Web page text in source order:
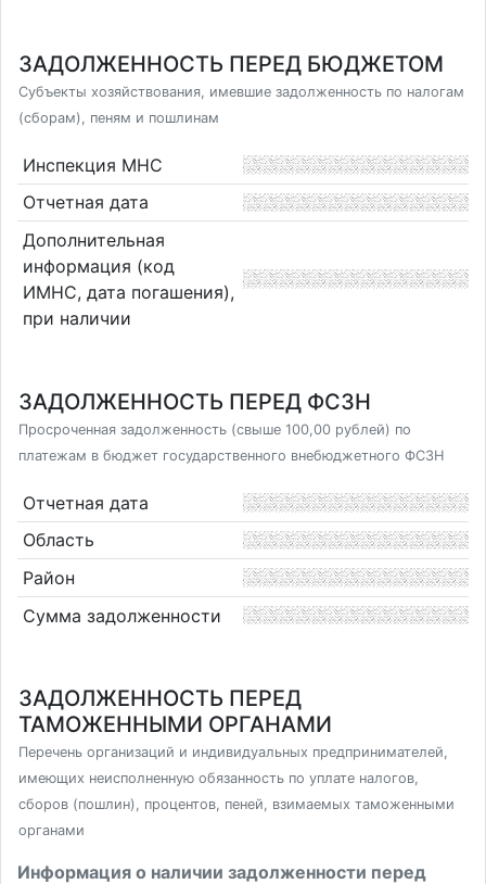
ЗАДОЛЖЕННОСТЬ ПЕРЕД БЮДЖЕТОМ
Субъекты хозяйствования, имевшие задолженность по налогам
(сборам), пеням и пошлинам
Инспекция МНС
Отчетная дата
Дополнительная
информация (код
ИМНС, дата погашения),
при наличии
ЗАДОЛЖЕННОСТЬ ПЕРЕД ФСЗН
Просроченная задолженность (свыше 100,00 рублей) по
платежам в бюджет государственного внебюджетного ФСЗН
Отчетная дата
Область
Район
Сумма задолженности
ЗАДОЛЖЕННОСТЬ ПЕРЕД
ТАМОЖЕННЫМИ ОРГАНАМИ
Перечень организаций и индивидуальных предпринимателей,
имеющих неисполненную обязанность по уплате налогов,
сборов (пошлин), процентов, пеней, взимаемых таможенными
органами
Информация о наличии задолженности перед